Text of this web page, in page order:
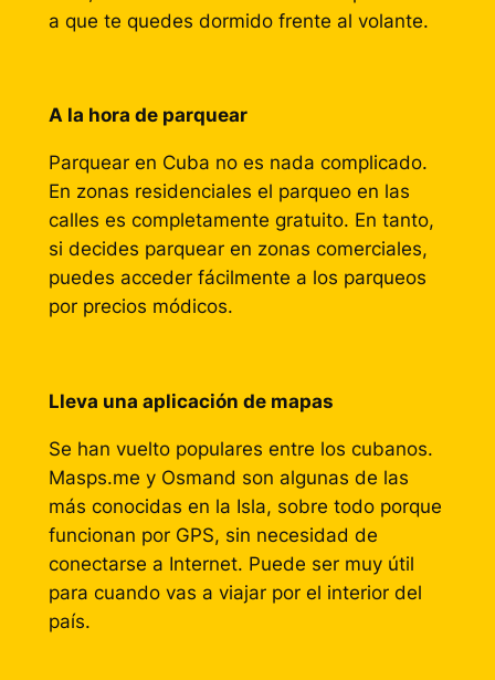
a que te quedes dormido frente al volante.
A la hora de parquear
Parquear en Cuba no es nada complicado.
En zonas residenciales el parqueo en las
calles es completamente gratuito. En tanto,
si decides parquear en zonas comerciales,
puedes acceder fácilmente a los parqueos
por precios módicos.
Lleva una aplicación de mapas
Se han vuelto populares entre los cubanos.
Masps.me y Osmand son algunas de las
más conocidas en la Isla, sobre todo porque
funcionan por GPS, sin necesidad de
conectarse a Internet. Puede ser muy útil
para cuando vas a viajar por el interior del
país.